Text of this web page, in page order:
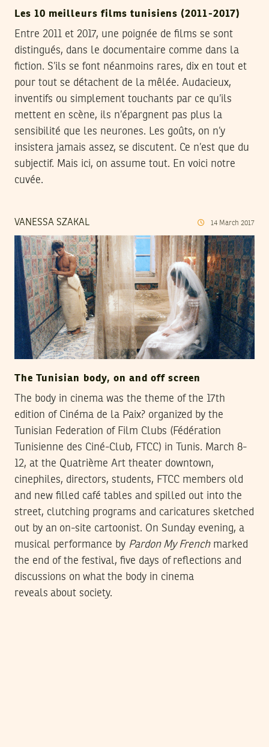
Les 10 meilleurs films tunisiens (2011-2017)
Entre 2011 et 2017, une poignée de films se sont
distingués, dans le documentaire comme dans la
fiction. S’ils se font néanmoins rares, dix en tout et
pour tout se détachent de la mêlée. Audacieux,
inventifs ou simplement touchants par ce qu’ils
mettent en scène, ils n’épargnent pas plus la
sensibilité que les neurones. Les goûts, on n’y
insistera jamais assez, se discutent. Ce n’est que du
subjectif. Mais ici, on assume tout. En voici notre
cuvée.
VANESSA SZAKAL 14 March 2017
The Tunisian body, on and off screen
The body in cinema was the theme of the 17th
edition of Cinéma de la Paix? organized by the
Tunisian Federation of Film Clubs (Fédération
Tunisienne des Ciné-Club, FTCC) in Tunis. March 8-
12, at the Quatrième Art theater downtown,
cinephiles, directors, students, FTCC members old
and new filled café tables and spilled out into the
street, clutching programs and caricatures sketched
out by an on-site cartoonist. On Sunday evening, a
musical performance by Pardon My Frenchmarked
the end of the festival, five days of reflections and
discussions on what the body in cinema
reveals about society.